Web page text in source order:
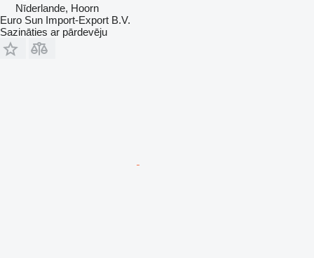
Nīderlande, Hoorn
Euro Sun Import-Export B.V.
Sazināties ar pārdevēju